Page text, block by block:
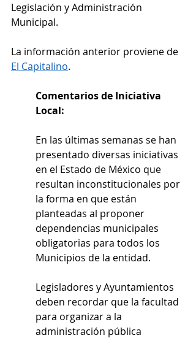
Legislación y Administración
Municipal.
La información anterior proviene de
El Capitalino.
Comentarios de Iniciativa
Local:
En las últimas semanas se han
presentado diversas iniciativas
en el Estado de México que
resultan inconstitucionales por
la forma en que están
planteadas al proponer
dependencias municipales
obligatorias para todos los
Municipios de la entidad.
Legisladores y Ayuntamientos
deben recordar que la facultad
para organizar a la
administración pública